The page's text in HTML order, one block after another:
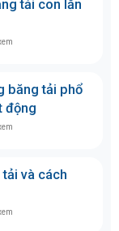
bố, xuất hiện
lệch thường
kịp thời giúp
băng tải
các dòng dây
gia công
Chúng tôi